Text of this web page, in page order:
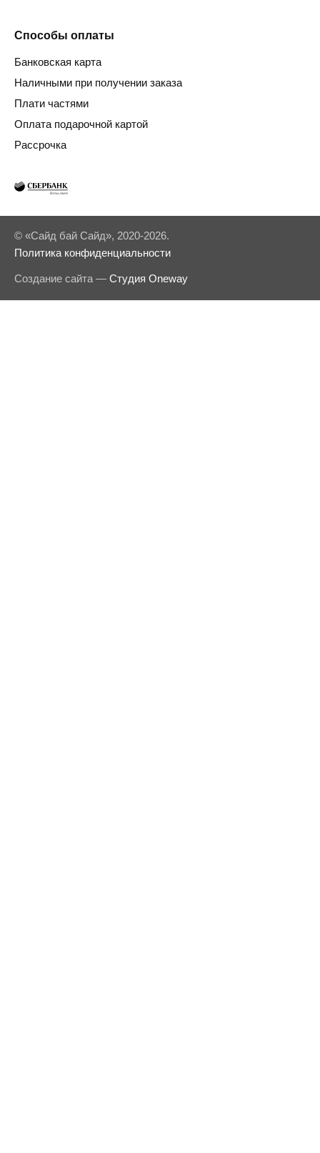
Способы оплаты
Банковская карта
Наличными при получении заказа
Плати частями
Оплата подарочной картой
Рассрочка
© «Сайд бай Сайд», 2020-2026.
Политика конфиденциальности
Создание сайта — Студия Oneway